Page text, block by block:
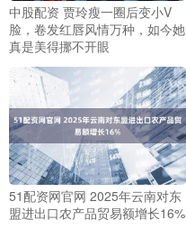
中股配资 贾玲瘦一圈后变小V
脸，卷发红唇风情万种，如今她
真是美得挪不开眼
51配资网官网 2025年云南对东
盟进出口农产品贸易额增长16%